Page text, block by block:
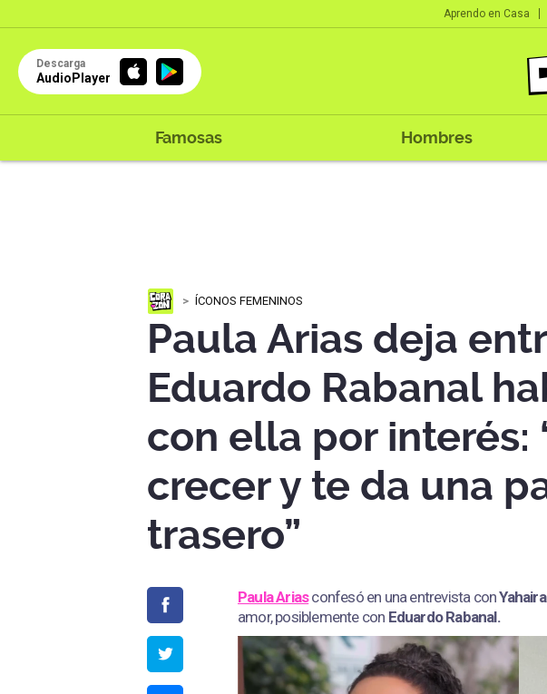
Aprendo en Casa
Descarga
AudioPlayer
Famosas Hombres
ÍCONOS FEMENINOS
Paula Arias deja
Eduardo Rabanal
con ella por interés:
crecer y te da una
trasero”
Paula Ariasconfesó en una entrevista con
amor, posiblemente con Eduardo Rabanal.